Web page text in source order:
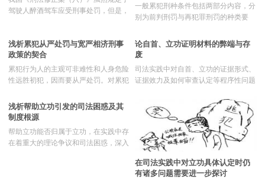
驾驶人醉酒驾车应受刑事处罚，但是，
而现行累犯制度却无法对其适用。有必
要设立醉驾累犯制度，以充分体现《刑
法修正案（八）》对醉驾行为进行规制
的初衷，并完善醉驾惩处和累犯适用机
后探讨在轻微但高发刑
围中予以排除。根据我国现行刑法的规
定，在刑度、罪过、主体和时间要求等
过对各具体要求进行深入剖析，可以将
其背后的立法义旨概括为刑
一般累犯刑种条件包括两部分内容，分
别为前判刑罚与再犯罪刑罚的种类要
上”刑罚才能成立一般累犯。将待决定
的对象作为成立条件来予以运用本身就
合一般累犯条件的再犯罪刑罚从重处
理，又形成了逻辑上的悖论。用刑种条
在不协调之处。
浅析累犯从严处罚与宽严相济刑事
政策的契合
累犯行为人的主观可非难性和人身危险
性远胜初犯，因而要从严处罚。对累犯
策。累犯的处罚原则只是数罪之处罚原
则这个大问题中的一个方面。数罪处罚
事政策，而累犯的从严处罚即是其
中“当严则严”和“宽中有严”的体现。
论自首、立功证明材料的弊端与存
废
司法实践中对自首、立功的证据形式、
证据效力及如何审查认定等程序性问题
首、立功的证明材料向法定证据形式进
行必要的转化，形成证据锁链或体系，
达到确实充分的证明要求，从而改变证
明材料这一“孤证”认定自首、立功的局
面。同时，有必要建立健全自首、立功
证明材料的审查方法和工作机制。
浅析帮助立功引发的司法困惑及其
制度根源
帮助立功能否归属于立功，在实践中存
在着重大的理论争议和司法困惑，深入
在司法实践中对立功具体认定时仍
有诸多问题需要进一步探讨
业务专长
业务范围
刑辩常识
罪名档案